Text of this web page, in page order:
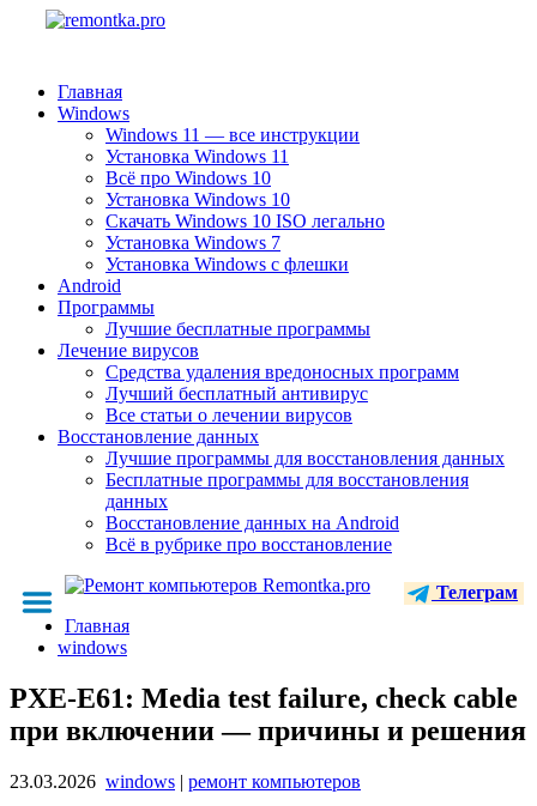
Главная
Windows
Windows 11 — все инструкции
Установка Windows 11
Всё про Windows 10
Установка Windows 10
Скачать Windows 10 ISO легально
Установка Windows 7
Установка Windows с флешки
Android
Программы
Лучшие бесплатные программы
Лечение вирусов
Средства удаления вредоносных программ
Лучший бесплатный антивирус
Все статьи о лечении вирусов
Восстановление данных
Лучшие программы для восстановления данных
Бесплатные программы для восстановления
данных
Восстановление данных на Android
Всё в рубрике про восстановление
Телеграм
Главная
windows
PXE-E61: Media test failure, check cable
при включении — причины и решения
23.03.2026 windows | ремонт компьютеров